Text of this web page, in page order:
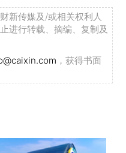
新传媒及/或相关权利人
进行转载、摘编、复制及
，获得书面